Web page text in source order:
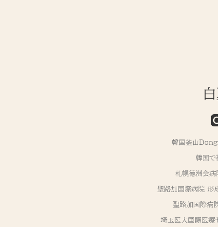
韓国釜山
韓国で
札幌徳洲会病
聖路加国際病院 形
聖路加国際病
埼玉医大国際医療